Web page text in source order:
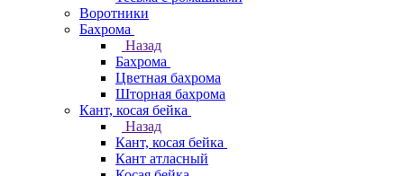
Воротники
Бахрома
Назад
Бахрома
Цветная бахрома
Шторная бахрома
Кант, косая бейка
Назад
Кант, косая бейка
Кант атласный